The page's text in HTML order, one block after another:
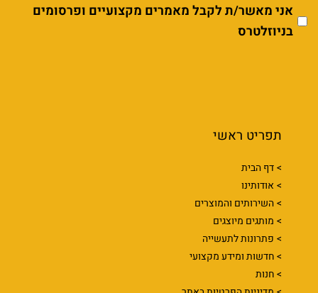
אני מאשר/ת לקבל מאמרים מקצועיים ופרסומים
בניוזלטרס
תפריט ראשי
דף הבית
אודותינו
השירותים והמוצרים
מותגים מיוצגים
פתרונות לתעשייה
חדשות ומידע מקצועי
חנות